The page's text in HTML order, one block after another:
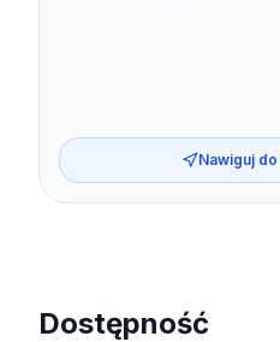
Nawiguj do
Dostępność